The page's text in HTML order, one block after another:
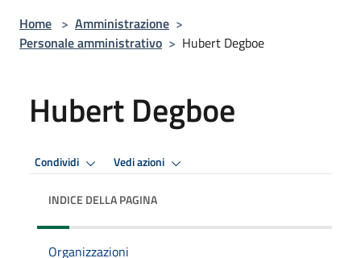
Home > Amministrazione >
Personale amministrativo > Hubert Degboe
Hubert Degboe
Condividi Vedi azioni
INDICE DELLA PAGINA
Organizzazioni